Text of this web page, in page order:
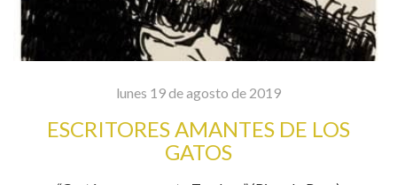
lunes 19 de agosto de 2019
ESCRITORES AMANTES DE LOS
GATOS